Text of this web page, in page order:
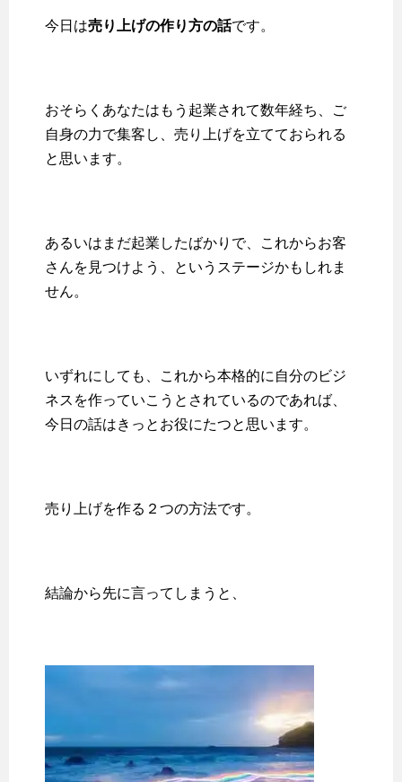
今日は売り上げの作り方の話です。
おそらくあなたはもう起業されて数年経ち、ご
自身の力で集客し、売り上げを立てておられる
と思います。
あるいはまだ起業したばかりで、これからお客
さんを見つけよう、というステージかもしれま
せん。
いずれにしても、これから本格的に自分のビジ
ネスを作っていこうとされているのであれば、
今日の話はきっとお役にたつと思います。
売り上げを作る２つの方法です。
結論から先に言ってしまうと、